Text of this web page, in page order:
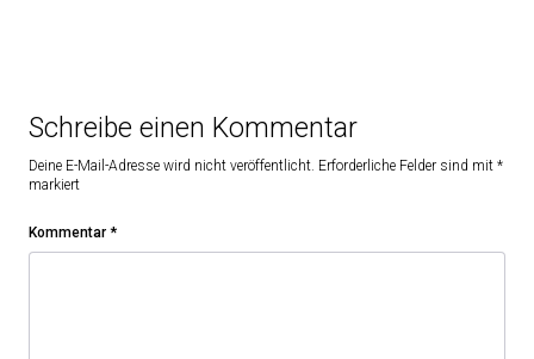
Schreibe einen Kommentar
Deine E-Mail-Adresse wird nicht veröffentlicht. Erforderliche Felder sind mit *
markiert
Kommentar *